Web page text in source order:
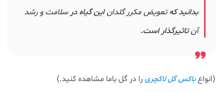
بدانید کهتعویض مکرر گلداناین گیاه درسلامت و رشد
آنتاثیرگذار است.
(انواعباکس گل لاکچری را در گل باما مشاهده کنید.)